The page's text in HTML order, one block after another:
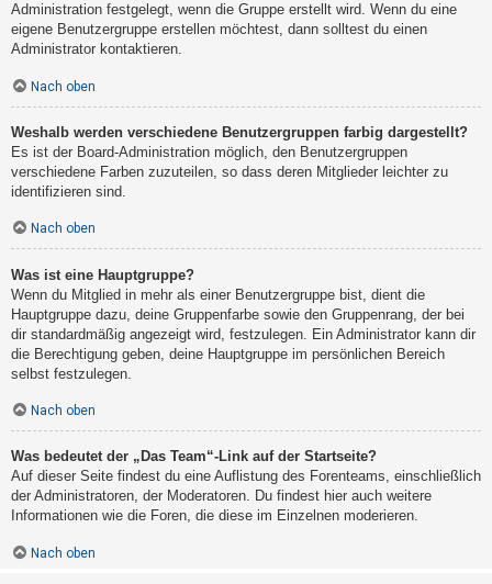
Administration festgelegt, wenn die Gruppe erstellt wird. Wenn du eine
eigene Benutzergruppe erstellen möchtest, dann solltest du einen
Administrator kontaktieren.
Nach oben
Weshalb werden verschiedene Benutzergruppen farbig dargestellt?
Es ist der Board-Administration möglich, den Benutzergruppen
verschiedene Farben zuzuteilen, so dass deren Mitglieder leichter zu
identifizieren sind.
Nach oben
Was ist eine Hauptgruppe?
Wenn du Mitglied in mehr als einer Benutzergruppe bist, dient die
Hauptgruppe dazu, deine Gruppenfarbe sowie den Gruppenrang, der bei
dir standardmäßig angezeigt wird, festzulegen. Ein Administrator kann dir
die Berechtigung geben, deine Hauptgruppe im persönlichen Bereich
selbst festzulegen.
Nach oben
Was bedeutet der „Das Team“-Link auf der Startseite?
Auf dieser Seite findest du eine Auflistung des Forenteams, einschließlich
der Administratoren, der Moderatoren. Du findest hier auch weitere
Informationen wie die Foren, die diese im Einzelnen moderieren.
Nach oben